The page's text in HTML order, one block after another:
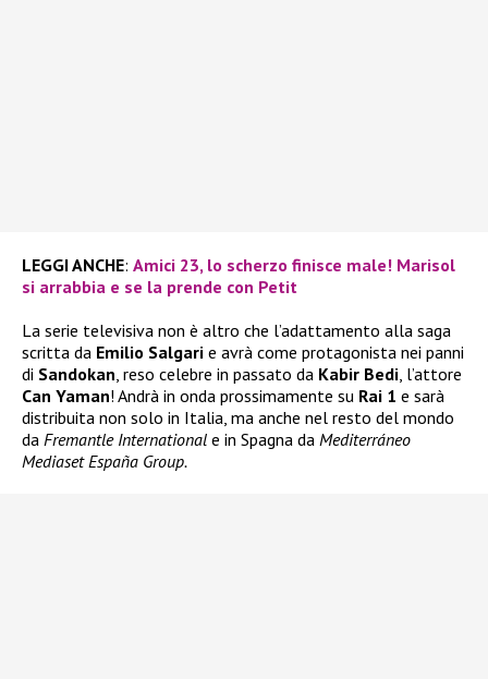
LEGGI ANCHE: Amici 23, lo scherzo finisce male! Marisol
si arrabbia e se la prende con Petit
La serie televisiva non è altro che l’adattamento alla saga
scritta da Emilio Salgari e avrà come protagonista nei panni
di Sandokan, reso celebre in passato da Kabir Bedi, l’attore
Can Yaman! Andrà in onda prossimamente su Rai 1 e sarà
distribuita non solo in Italia, ma anche nel resto del mondo
da Fremantle International e in Spagna da Mediterráneo
Mediaset España Group.